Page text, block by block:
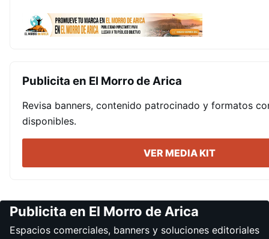
Publicita en El Morro de Arica
Revisa banners, contenido patrocinado y formatos
disponibles.
VER MEDIA KIT
Publicita en El Morro de Arica
Espacios comerciales, banners y soluciones editoriales